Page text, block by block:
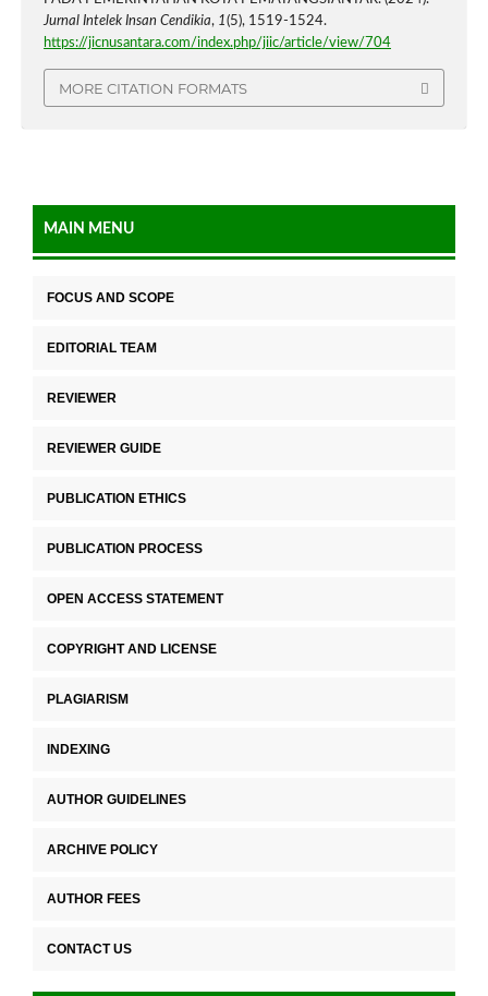
Jurnal Intelek Insan Cendikia, 1(5), 1519-1524.
https://jicnusantara.com/index.php/jiic/article/view/704
MORE CITATION FORMATS
MAIN MENU
FOCUS AND SCOPE
EDITORIAL TEAM
REVIEWER
REVIEWER GUIDE
PUBLICATION ETHICS
PUBLICATION PROCESS
OPEN ACCESS STATEMENT
COPYRIGHT AND LICENSE
PLAGIARISM
INDEXING
AUTHOR GUIDELINES
ARCHIVE POLICY
AUTHOR FEES
CONTACT US